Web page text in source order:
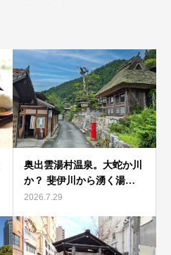
奥出雲湯村温泉。大蛇か川
か？ 斐伊川から湧く湯…
2026.7.29